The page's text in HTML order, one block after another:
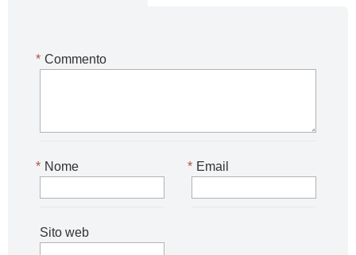
Commento
*
Nome
* Email
*
Sito web